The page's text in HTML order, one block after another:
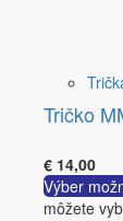
Tričko
€ 14,00
Výber
môžete